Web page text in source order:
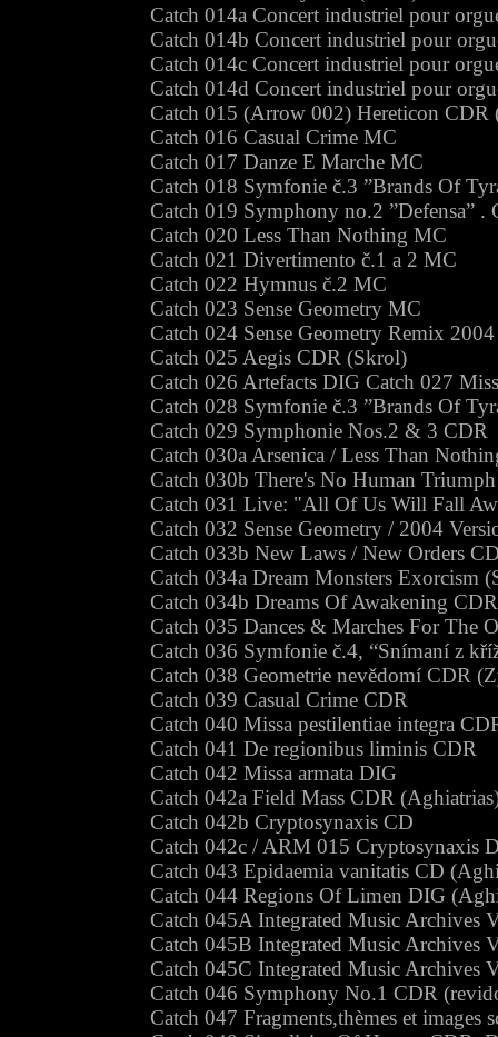
Catch 014a Concert industriel pour
Catch 014b Concert industriel pour
Catch 014c Concert industriel pour
Catch 014d Concert industriel pour
Catch 015 (Arrow 002) Hereticon CDR
Catch 016 Casual Crime MC
Catch 017 Danze E Marche MC
Catch 018 Symfonie č.3 ”Brands Of
Catch 019 Symphony no.2 ”Defensa”
Catch 020 Less Than Nothing MC
Catch 021 Divertimento č.1 a 2 MC
Catch 022 Hymnus č.2 MC
Catch 023 Sense Geometry MC
Catch 024 Sense Geometry Remix
Catch 025 Aegis CDR (Skrol)
Catch 026 Artefacts DIG Catch 027
Catch 028 Symfonie č.3 ”Brands Of
Catch 029 Symphonie Nos.2 & 3 CDR
Catch 030a Arsenica / Less Than
Catch 030b There's No Human
Catch 031 Live: "All Of Us Will Fall
Catch 032 Sense Geometry / 2004
Catch 033b New Laws / New Orders
Catch 034a Dream Monsters Exorcism
Catch 034b Dreams Of Awakening CDR
Catch 035 Dances & Marches For The
Catch 036 Symfonie č.4, “Snímaní z
Catch 038 Geometrie nevědomí CDR
Catch 039 Casual Crime CDR
Catch 040 Missa pestilentiae integra
Catch 041 De regionibus liminis CDR
Catch 042 Missa armata DIG
Catch 042a Field Mass CDR
Catch 042b Cryptosynaxis CD
Catch 042c / ARM 015 Cryptosynaxis
Catch 043 Epidaemia vanitatis CD
Catch 044 Regions Of Limen DIG
Catch 045A Integrated Music Archives
Catch 045B Integrated Music Archives
Catch 045C Integrated Music Archives
Catch 046 Symphony No.1 CDR
Catch 047 Fragments,thèmes et images